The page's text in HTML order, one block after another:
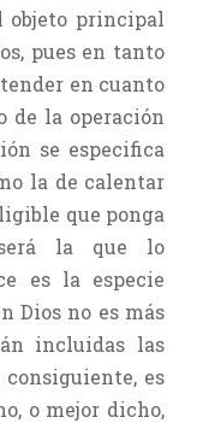
objeto principal
pues en tanto
en cuanto
la operación
se especifica
la de calentar
que ponga
la que lo
es la especie
Dios no es más
incluidas las
consiguiente, es
o mejor dicho,